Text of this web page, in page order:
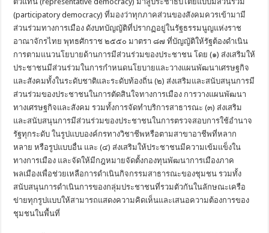
(participatory democracy) ที่มองว่าทุกภาคส่วนของสังคมควรเข้ามามี
ส่วนร่วมทางการเมือง ดังบทบัญญัติที่ปรากฏอยู่ในรัฐธรรมนูญแห่งราช
อาณาจักรไทย พุทธศักราช ๒๕๕๐ มาตรา ๘๗ ที่บัญญัติให้รัฐต้องดำเนิน
การตามแนวนโยบายด้านการมีส่วนร่วมของประชาชน โดย (๑) ส่งเสริมให้
ประชาชนมีส่วนร่วมในการกำหนดนโยบายและวางแผนพัฒนาเศรษฐกิจ
และสังคมทั้งในระดับชาติและระดับท้องถิ่น (๒) ส่งเสริมและสนับสนุนการมี
ส่วนร่วมของประชาชนในการตัดสินใจทางการเมือง การวางแผนพัฒนา
ทางเศรษฐกิจและสังคม รวมทั้งการจัดทำบริการสาธารณะ (๓) ส่งเสริม
และสนับสนุนการมีส่วนร่วมของประชาชนในการตรวจสอบการใช้อำนาจ
รัฐทุกระดับ ในรูปแบบองค์กรทางวิชาชีพหรือตามสาขาอาชีพที่หลาก
หลาย หรือรูปแบบอื่น และ (๔) ส่งเสริมให้ประชาชนมีความเข้มแข็งใน
ทางการเมือง และจัดให้มีกฎหมายจัดตั้งกองทุนพัฒนาการเมืองภาค
พลเมืองเพื่อช่วยเหลือการดำเนินกิจกรรมสาธารณะของชุมชน รวมทั้ง
สนับสนุนการดำเนินการของกลุ่มประชาชนที่รวมตัวกันในลักษณะเครือ
ข่ายทุกรูปแบบให้สามารถแสดงความคิดเห็นและเสนอความต้องการของ
ชุมชนในพื้นที่